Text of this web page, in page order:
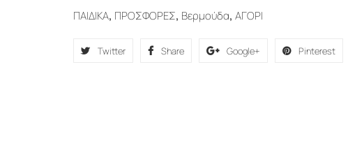
ΠΑΙΔΙΚΑ, ΠΡΟΣΦΟΡΕΣ, Βερμούδα,ΑΓΟΡΙ
Twitter Share Google+ Pinterest